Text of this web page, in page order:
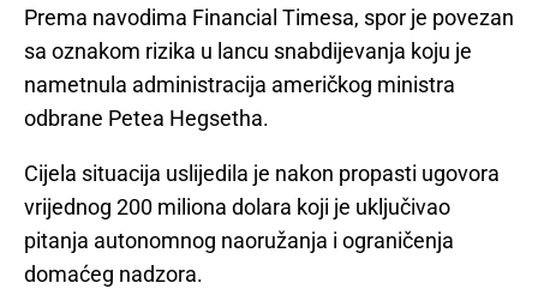
Prema navodima Financial Timesa, spor je povezan
sa oznakom rizika u lancu snabdijevanja koju je
nametnula administracija američkog ministra
odbrane Petea Hegsetha.
Cijela situacija uslijedila je nakon propasti ugovora
vrijednog 200 miliona dolara koji je uključivao
pitanja autonomnog naoružanja i ograničenja
domaćeg nadzora.